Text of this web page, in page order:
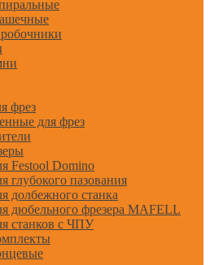
фрез
для фрез
Festool Domino
глубокого пазования
долбежного станка
дюбельного фрезера MAFELL
станков с ЧПУ